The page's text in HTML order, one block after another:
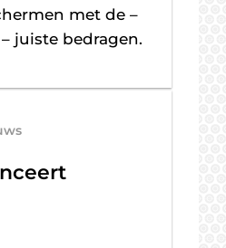
met de –
juiste bedragen.